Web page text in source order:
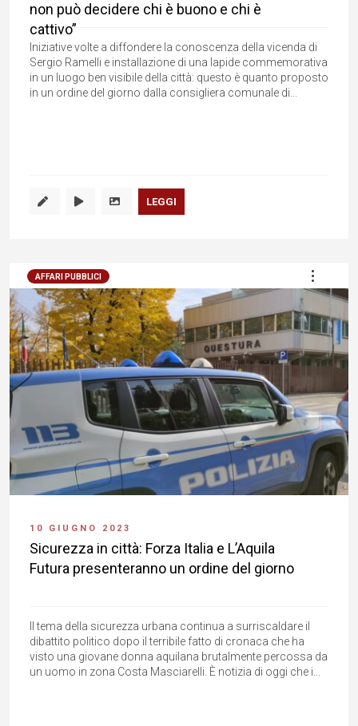
non può decidere chi è buono e chi è
cattivo”
Iniziative volte a diffondere la conoscenza della vicenda di
Sergio Ramelli e installazione di una lapide commemorativa
in un luogo ben visibile della città: questo è quanto proposto
in un ordine del giorno dalla consigliera comunale di...
LEGGI
AFFARI PUBBLICI
10 GIUGNO 2023
Sicurezza in città: Forza Italia e L’Aquila
Futura presenteranno un ordine del giorno
Il tema della sicurezza urbana continua a surriscaldare il
dibattito politico dopo il terribile fatto di cronaca che ha
visto una giovane donna aquilana brutalmente percossa da
un uomo in zona Costa Masciarelli. È notizia di oggi che i...